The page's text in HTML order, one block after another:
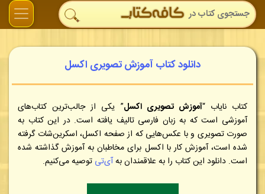
دانلود کتاب آموزش تصویری اکسل
کتاب نایاب “آموزش تصویری اکسل” یکی از جالب‌ترین کتاب‌های
آموزشی است که به زبان فارسی تالیف یافته است. در این کتاب به
صورت تصویری و با عکس‌هایی که از صفحه اکسل، اسکرین‌شات گرفته
شده است، آموزش کار با اکسل برای مخاطبان به آموزش گذاشته شده
است. دانلود این کتاب را به علاقمندان بهآی‌تی توصیه می‌کنیم.